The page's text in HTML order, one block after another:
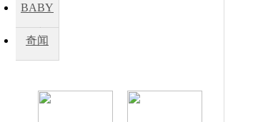
因
BABY
秀
奇闻